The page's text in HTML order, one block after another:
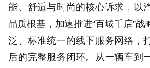
能、舒适与时尚的核心诉求，以
品质根基，加速推进“百城千店”战
泛、标准统一的线下服务网络，
后的完整服务闭环。从一辆车到